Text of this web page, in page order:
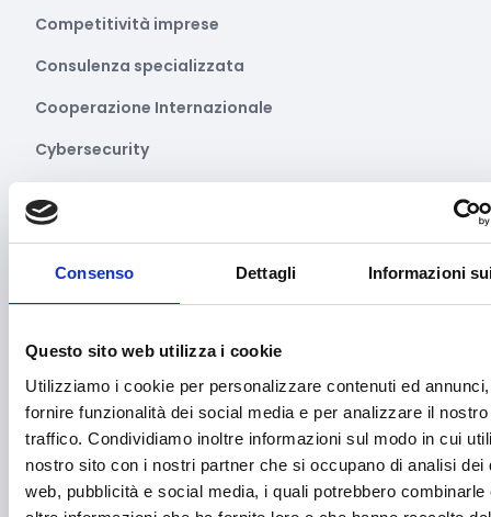
Consenso Dettagli Informazioni
Questo sito web utilizza i cookie
Utilizziamo i cookie per personalizzare contenuti ed
fornire funzionalità dei social media e per analizzare il nostro
traffico. Condividiamo inoltre informazioni sul modo in cui
nostro sito con i nostri partner che si occupano di analisi dei
web, pubblicità e social media, i quali potrebbero combinarle
Competitività imprese
Consulenza specializzata
Cooperazione Internazionale
Cybersecurity
Distretti del Commercio
Economia circolare
Editoria e informazione
Educazione e istruzione